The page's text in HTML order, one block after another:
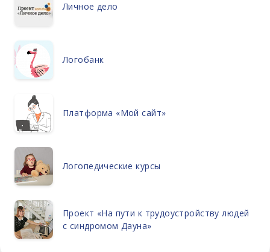
Личное дело
Логобанк
Платформа «Мой сайт»
Логопедические курсы
Проект «На пути к трудоустройству людей
с синдромом Дауна»